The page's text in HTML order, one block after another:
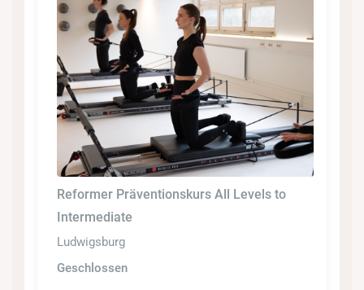
Reformer Präventionskurs All Levels to
Intermediate
Ludwigsburg
Geschlossen